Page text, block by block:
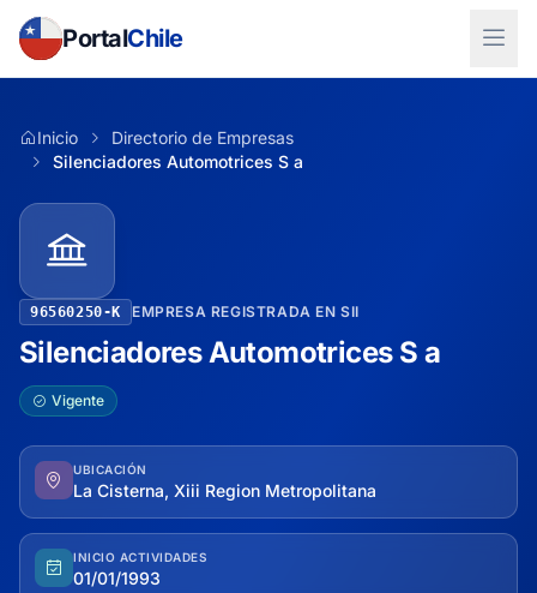
PortalChile
Inicio
Directorio de Empresas
Silenciadores Automotrices S a
96560250-K EMPRESA REGISTRADA EN SII
Silenciadores Automotrices S a
Vigente
UBICACIÓN
La Cisterna, Xiii Region Metropolitana
INICIO ACTIVIDADES
01/01/1993